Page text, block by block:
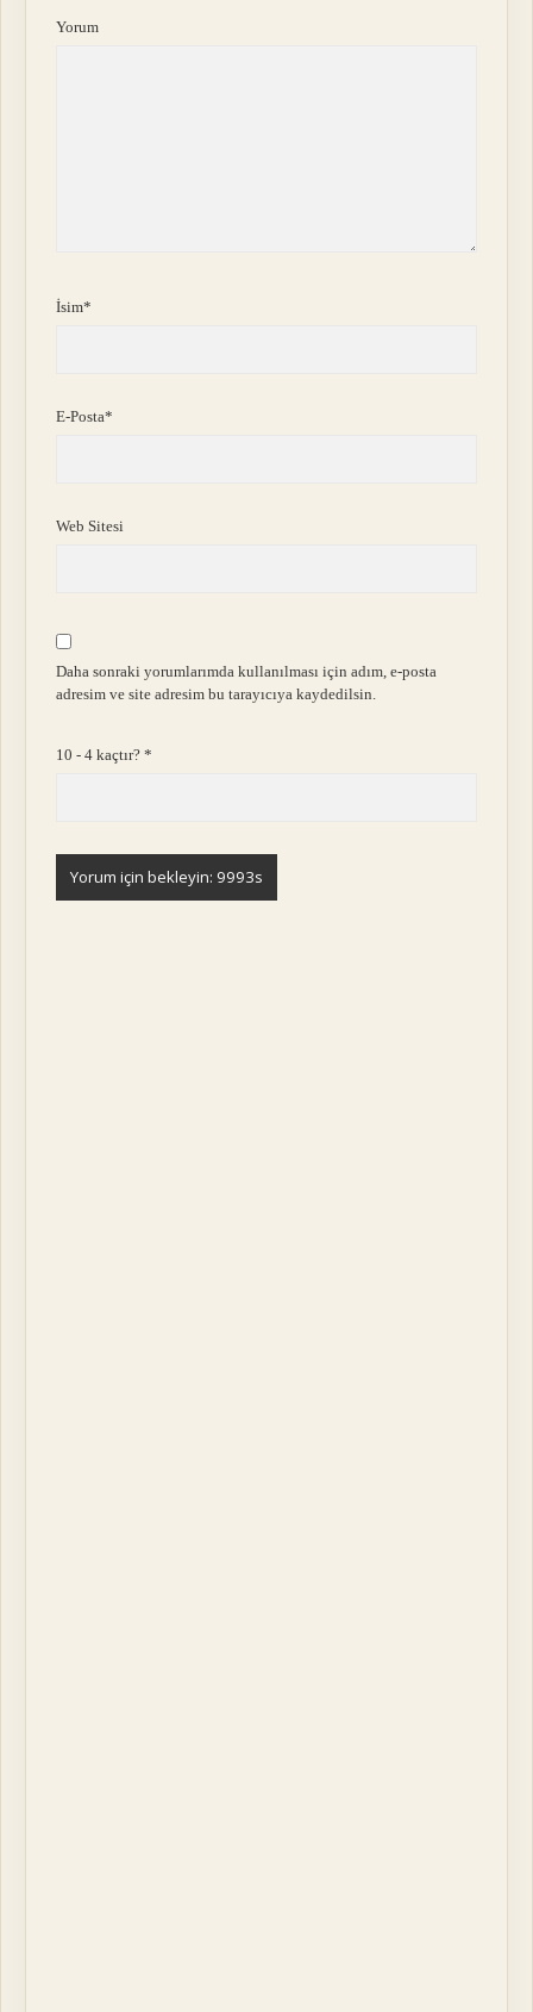
Yorum
İsim*
E-Posta*
Web Sitesi
Daha sonraki yorumlarımda kullanılması için adım, e-posta
adresim ve site adresim bu tarayıcıya kaydedilsin.
10 - 4 kaçtır?*